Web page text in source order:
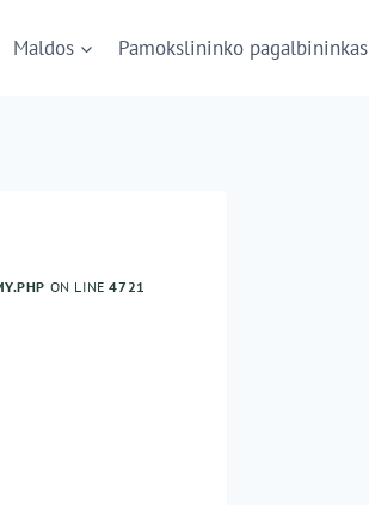
Maldos Pamokslininko pagalbininkas
ON LINE4721